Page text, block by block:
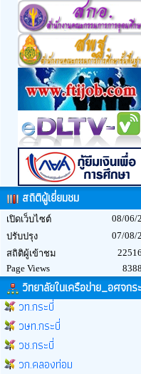
สถิติผู้เยี่ยมชม
เปิดเว็บไซต์
08/06/
ปรับปรุง
07/08/
สถิติผู้เข้าชม
Page Views
วิทยาลัยในเครือข่าย_อศจกร
วท.กระบี่
วษท.กระบี่
วช.กระบี่
วก.คลองท่อม